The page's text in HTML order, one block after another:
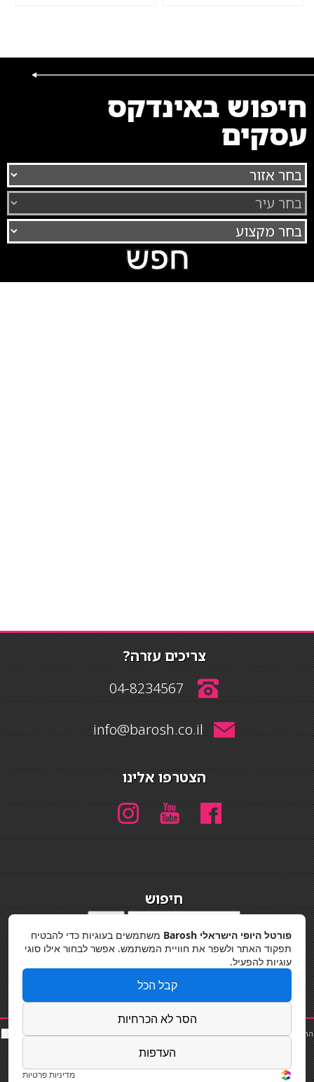
חיפוש באינדקס
עסקים
צריכים עזרה?
04-8234567
info@barosh.co.il
הצטרפו אלינו
חיפוש
מדיניות פרטיות
החלקות שיער|תאורה לבית|פאות ותוספות שיער|נייל סטודיו|תוספות שיער|שף פרטי|כ
סאות
פורטל היופי הישראלי Barosh
משתמשים בעוגיות כדי להבטיח
תפקוד האתר ולשפר את חוויית המשתמש. אפשר לבחור אילו סוגי
עוגיות להפעיל.
קבל הכל
הסר לא הכרחיות
העדפות
מדיניות פרטיות